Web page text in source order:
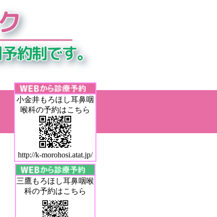
小金井もろほし耳鼻咽
喉科の予約はこちら
http://k-morohosi.atat.jp/
三鷹もろほし耳鼻咽喉
科の予約はこちら